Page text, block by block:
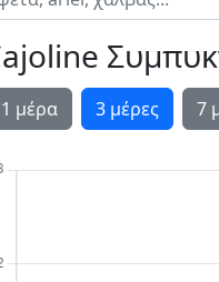
1 μέρα 3 μέρες 7